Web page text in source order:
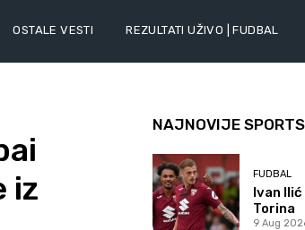
OSTALE VESTI REZULTATI UŽIVO | FUDBAL
iz
NAJNOVIJE
FUDBAL
Ivan
Torina
9 Aug